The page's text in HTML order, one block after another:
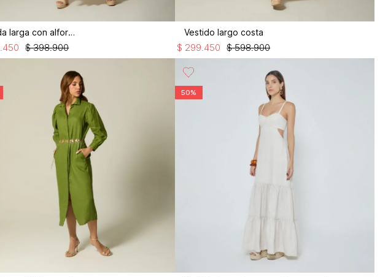
Falda larga con alforzas
$ 398.900
450
Vestido largo costa
$ 598.900
$ 299 450
50%